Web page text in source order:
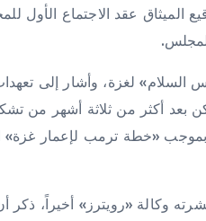
الميثاق عقد الاجتماع الأول
بعد أكثر من ثلاثة أشهر من
وكالة «رويترز» أخيراً، ذكر أن